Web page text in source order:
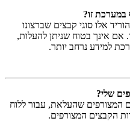
במערכת זו?
אלו סוגי קבצים שברצונו
אינך בטוח שניתן להעלות,
למידע נרחב יותר.
שלי?
המצורפים שהעלאת, עבור ללוח
הקבצים המצורפים.